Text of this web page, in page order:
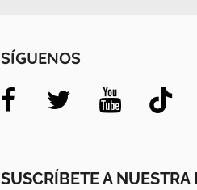
SUSCRÍBETE A
SÍGUENOS